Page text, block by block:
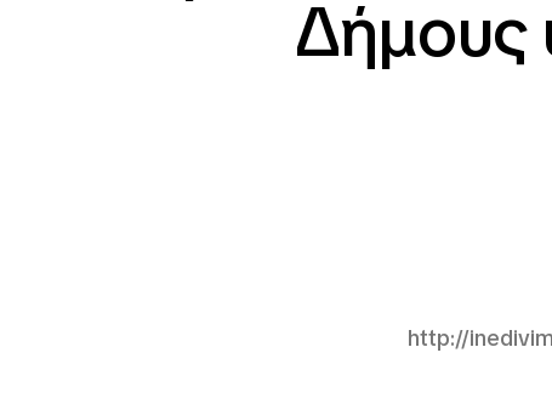
Δήμους
http://